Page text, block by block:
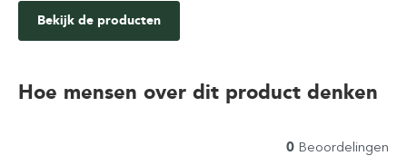
Bekijk de producten
Hoe mensen over dit product denken
0 Beoordelingen